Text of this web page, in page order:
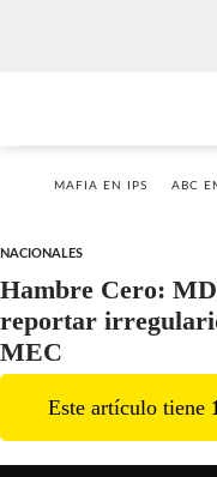
MAFIA EN IPS ABC
NACIONALES
Hambre Cero:
reportar
MEC
Este artículo tiene 1